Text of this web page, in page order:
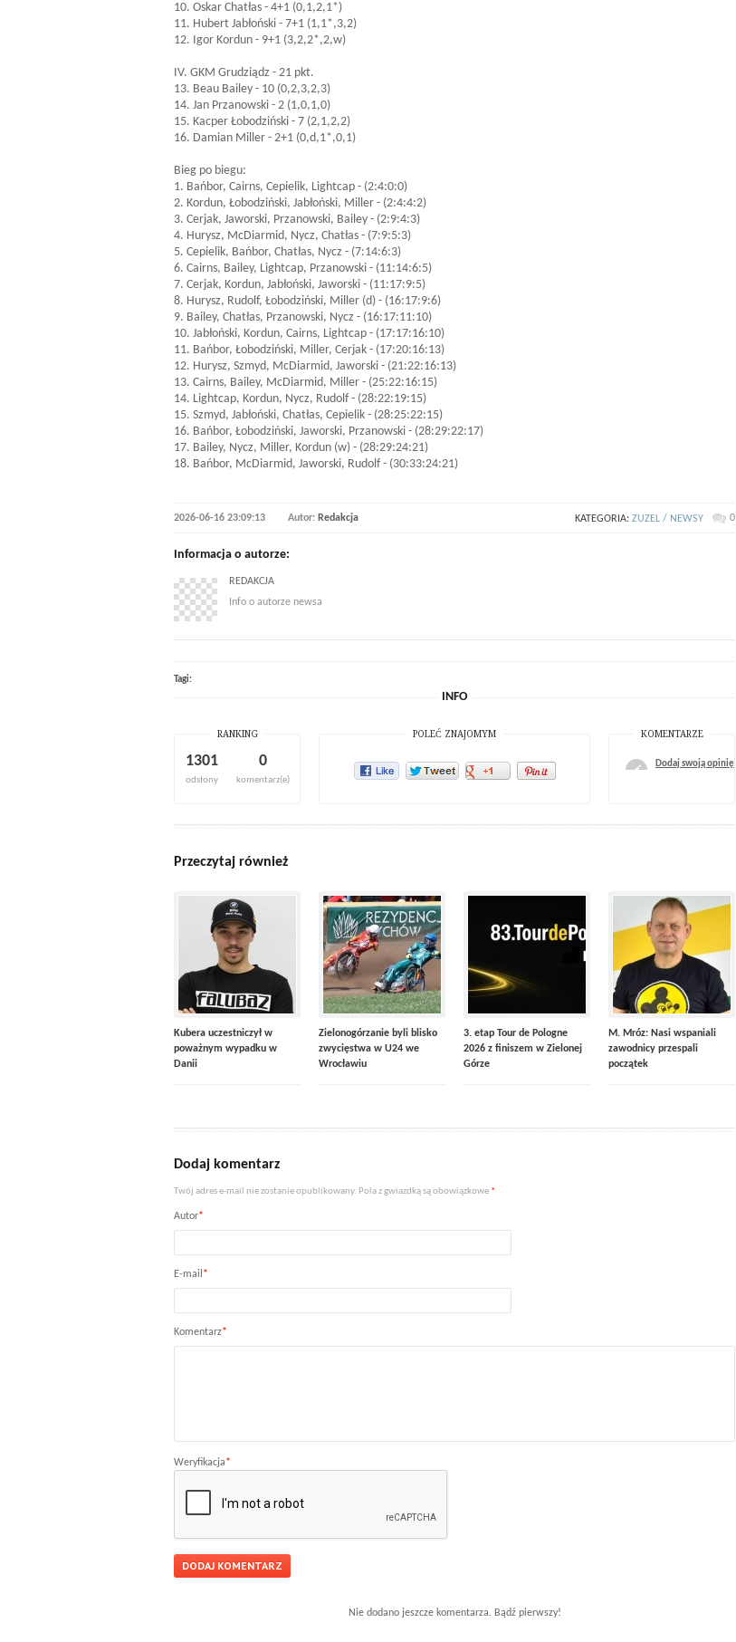
10. Oskar Chatłas - 4+1 (0,1,2,1*)
11. Hubert Jabłoński - 7+1 (1,1*,3,2)
12. Igor Kordun - 9+1 (3,2,2*,2,w)
IV. GKM Grudziądz - 21 pkt.
13. Beau Bailey - 10 (0,2,3,2,3)
14. Jan Przanowski - 2 (1,0,1,0)
15. Kacper Łobodziński - 7 (2,1,2,2)
16. Damian Miller - 2+1 (0,d,1*,0,1)
Bieg po biegu:
1. Bańbor, Cairns, Cepielik, Lightcap - (2:4:0:0)
2. Kordun, Łobodziński, Jabłoński, Miller - (2:4:4:2)
3. Cerjak, Jaworski, Przanowski, Bailey - (2:9:4:3)
4. Hurysz, McDiarmid, Nycz, Chatłas - (7:9:5:3)
5. Cepielik, Bańbor, Chatłas, Nycz - (7:14:6:3)
6. Cairns, Bailey, Lightcap, Przanowski - (11:14:6:5)
7. Cerjak, Kordun, Jabłoński, Jaworski - (11:17:9:5)
8. Hurysz, Rudolf, Łobodziński, Miller (d) - (16:17:9:6)
9. Bailey, Chatłas, Przanowski, Nycz - (16:17:11:10)
10. Jabłoński, Kordun, Cairns, Lightcap - (17:17:16:10)
11. Bańbor, Łobodziński, Miller, Cerjak - (17:20:16:13)
12. Hurysz, Szmyd, McDiarmid, Jaworski - (21:22:16:13)
13. Cairns, Bailey, McDiarmid, Miller - (25:22:16:15)
14. Lightcap, Kordun, Nycz, Rudolf - (28:22:19:15)
15. Szmyd, Jabłoński, Chatłas, Cepielik - (28:25:22:15)
16. Bańbor, Łobodziński, Jaworski, Przanowski - (28:29:22:17)
17. Bailey, Nycz, Miller, Kordun (w) - (28:29:24:21)
18. Bańbor, McDiarmid, Jaworski, Rudolf - (30:33:24:21)
2026-06-16 23:09:13 Autor: Redakcja KATEGORIA: ZUZEL / NEWSY 0
Informacja o autorze:
REDAKCJA
Info o autorze newsa
Tagi:
INFO
RANKING
1301
odsłony
0
komentarz(e)
KOMENTARZE
Dodaj swoją opinię
POLEĆ ZNAJOMYM
Przeczytaj również
Kubera uczestniczył w
poważnym wypadku w
Danii
Zielonogórzanie byli blisko
zwycięstwa w U24 we
Wrocławiu
3. etap Tour de Pologne
2026 z finiszem w Zielonej
Górze
M. Mróz: Nasi wspaniali
zawodnicy przespali
początek
Dodaj komentarz
Twój adres e-mail nie zostanie opublikowany. Pola z gwiazdką są obowiązkowe *
Autor*
E-mail *
Komentarz*
Weryfikacja*
Nie dodano jeszcze komentarza. Bądź pierwszy!